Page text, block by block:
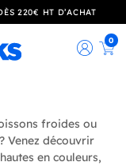
220€ HT D’ACHAT
0
froides ou
Venez découvrir
en couleurs,